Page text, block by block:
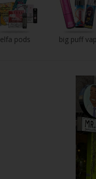
elfa pods big puff